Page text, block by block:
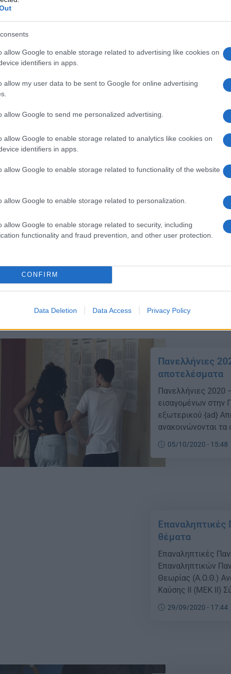
allow Google to enable storage related to advertising like cookies on
identifiers in apps.
allow my user data to be sent to Google for online advertising
allow Google to send me personalized advertising.
allow Google to enable storage related to analytics like cookies on
identifiers in apps.
allow Google to enable storage related to functionality of the website
allow Google to enable storage related to personalization.
allow Google to enable storage related to security, including
functionality and fraud prevention, and other user protection.
CONFIRM
Data Deletion Data Access Privacy Policy
Πανελλήνιες
αποτελέσματα
Πανελλήνιες
και διαδικασία
υποψηφίων με
Θρησκευμάτων
Τριτοβάθμια
ακαδημαϊκό έτος
διαθέσιμα στους
του Υ.ΠΑΙ.Θ.,
13/10/2020 - 17:26
Επαναληπτικές
βαθμολογίας
Επαναληπτικές
υποψηφίων των
και
Πανελλαδικών
Πανελλαδικών […]
Πανελλήνιες
αποτελέσματα
Πανελλήνιες 2020
εισαγομένων στην
εξωτερικού {ad}
ανακοινώνονται
Εκπαίδευση των
Ελλήνων
05/10/2020 - 15:48
Επαναληπτικές
θέματα
Επαναληπτικές
Επαναληπτικών
Θεωρίας (Α.Ο.Θ.)
Καύσης ΙΙ (ΜΕΚ ΙΙ)
29/09/2020 - 17:44